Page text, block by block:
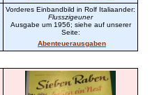
Vorderes Einbandbild in Rolf Italiaander:
Flusszigeuner
Ausgabe um 1956; siehe auf unserer
Seite:
Abenteuerausgaben